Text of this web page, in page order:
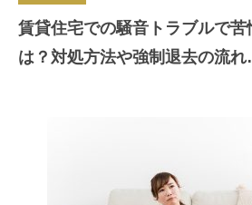
賃貸住宅での騒音トラブルで苦
は？対処方法や強制退去の流